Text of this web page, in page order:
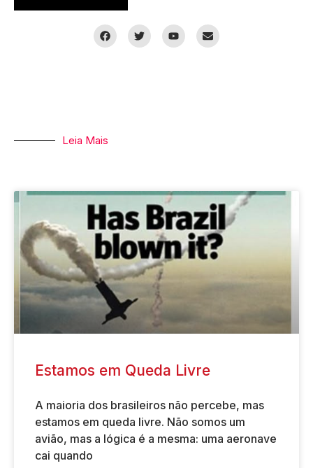
Leia Mais
Estamos em Queda Livre
A maioria dos brasileiros não percebe, mas
estamos em queda livre. Não somos um
avião, mas a lógica é a mesma: uma aeronave
cai quando